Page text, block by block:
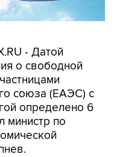
- Датой
о свободной
союза (ЕАЭС) с
определено 6
министр по